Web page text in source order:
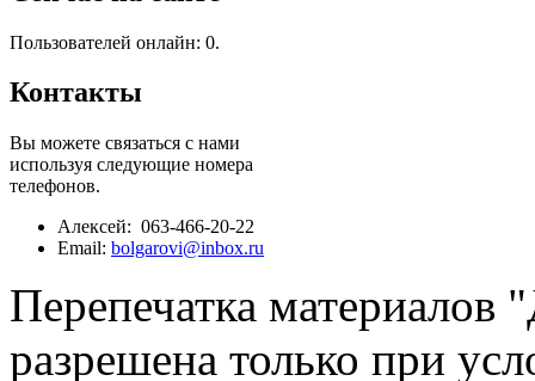
Пользователей онлайн: 0.
Контакты
Вы можете связаться с нами
используя следующие номера
телефонов.
Алексей: 063-466-20-22
Email: bolgarovi@inbox.ru
Перепечатка материалов
разрешена только при